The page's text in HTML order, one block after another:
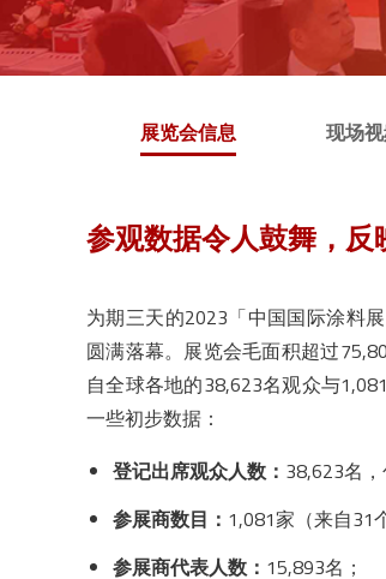
展览会信息 现场
参观数据令人鼓舞，反
为期三天的2023「中国国际涂料展
圆满落幕。展览会毛面积超过
自全球各地的38,623名观众与
一些初步数据：
登记出席观众人数： 38,623名
参展商数目： 1,081家（来自31
参展商代表人数： 15,893名；